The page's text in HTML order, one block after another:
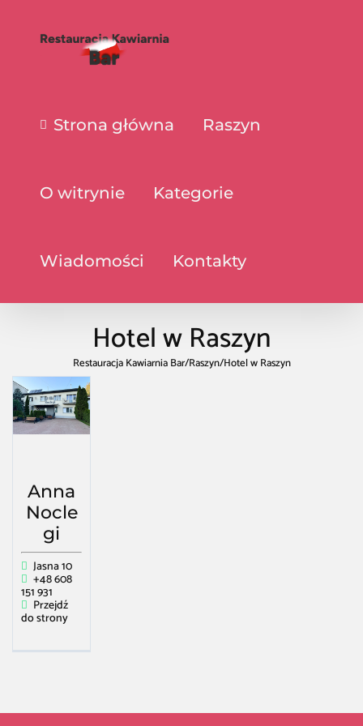
Strona główna Raszyn
O witrynie Kategorie
Wiadomości Kontakty
Hotel w Raszyn
Restauracja Kawiarnia Bar/Raszyn/Hotel w Raszyn
Anna
Nocle
gi
Jasna 10
+48 608
151 931
Przejdź
do strony